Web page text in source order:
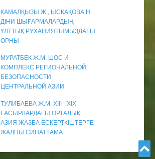
КАМАЛҚЫЗЫ Ж., ЫСҚАҚОВА Н.
ДІНИ ШЫҒАРМАЛАРДЫҢ
ҰЛТТЫҚ РУХАНИЯТЫМЫЗДАҒЫ
ОРНЫ
МУРАТБЕК Ж.М. ШОС И
КОМПЛЕКС РЕГИОНАЛЬНОЙ
БЕЗОПАСНОСТИ
ЦЕНТРАЛЬНОЙ АЗИИ
ТУЛИБАЕВА Ж.М. ХІІІ - ХІХ
ҒАСЫРЛАРДАҒЫ ОРТАЛЫҚ
АЗИЯ ЖАЗБА ЕСКЕРТКІШТЕРГЕ
ЖАЛПЫ СИПАТТАМА